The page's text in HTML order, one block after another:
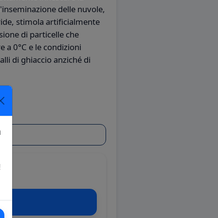
delle nuvole,
stimola artificialmente
di particelle che
0°C e le condizioni
di ghiaccio anziché di